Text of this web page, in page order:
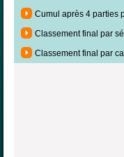
Cumul après 4 parties
Classement final par
Classement final par